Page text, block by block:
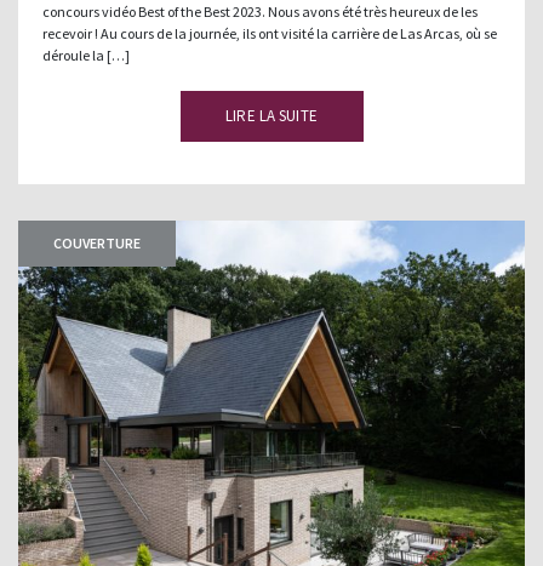
concours vidéo Best of the Best 2023. Nous avons été très heureux de les
recevoir ! Au cours de la journée, ils ont visité la carrière de Las Arcas, où se
déroule la […]
LIRE LA SUITE
COUVERTURE